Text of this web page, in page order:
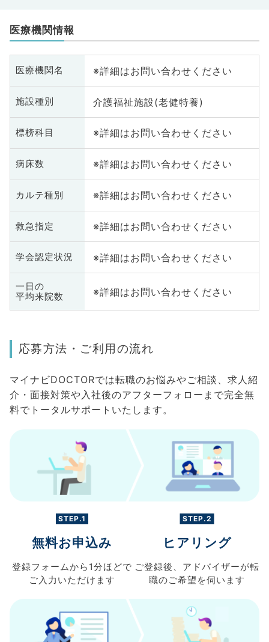
医療機関情報
医療機関名 ※詳細はお問い合わせください
施設種別 介護福祉施設(老健特養)
標榜科目 ※詳細はお問い合わせください
病床数 ※詳細はお問い合わせください
カルテ種別 ※詳細はお問い合わせください
救急指定 ※詳細はお問い合わせください
学会認定状況 ※詳細はお問い合わせください
一日の
平均来院数
※詳細はお問い合わせください
応募方法・ご利用の流れ
マイナビDOCTORでは転職のお悩みやご相談、求人紹
介・面接対策や入社後のアフターフォローまで完全無
料でトータルサポートいたします。
STEP.1
無料お申込み
登録フォームから 1分ほどで
ご入力 いただけます
STEP.2
ヒアリング
ご登録後、 アドバイザーが転
職のご希望を伺います